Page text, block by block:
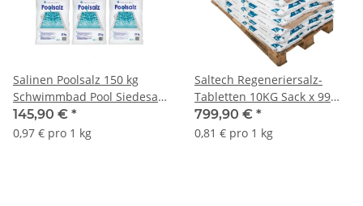
Salinen Poolsalz 150 kg
Schwimmbad Pool Siedesalz
Salz Wasser
145,90 € *
0,97 € pro 1 kg
Saltech Regeneriersalz-
Tabletten 10KG Sack x 99
Palette
799,90 € *
0,81 € pro 1 kg